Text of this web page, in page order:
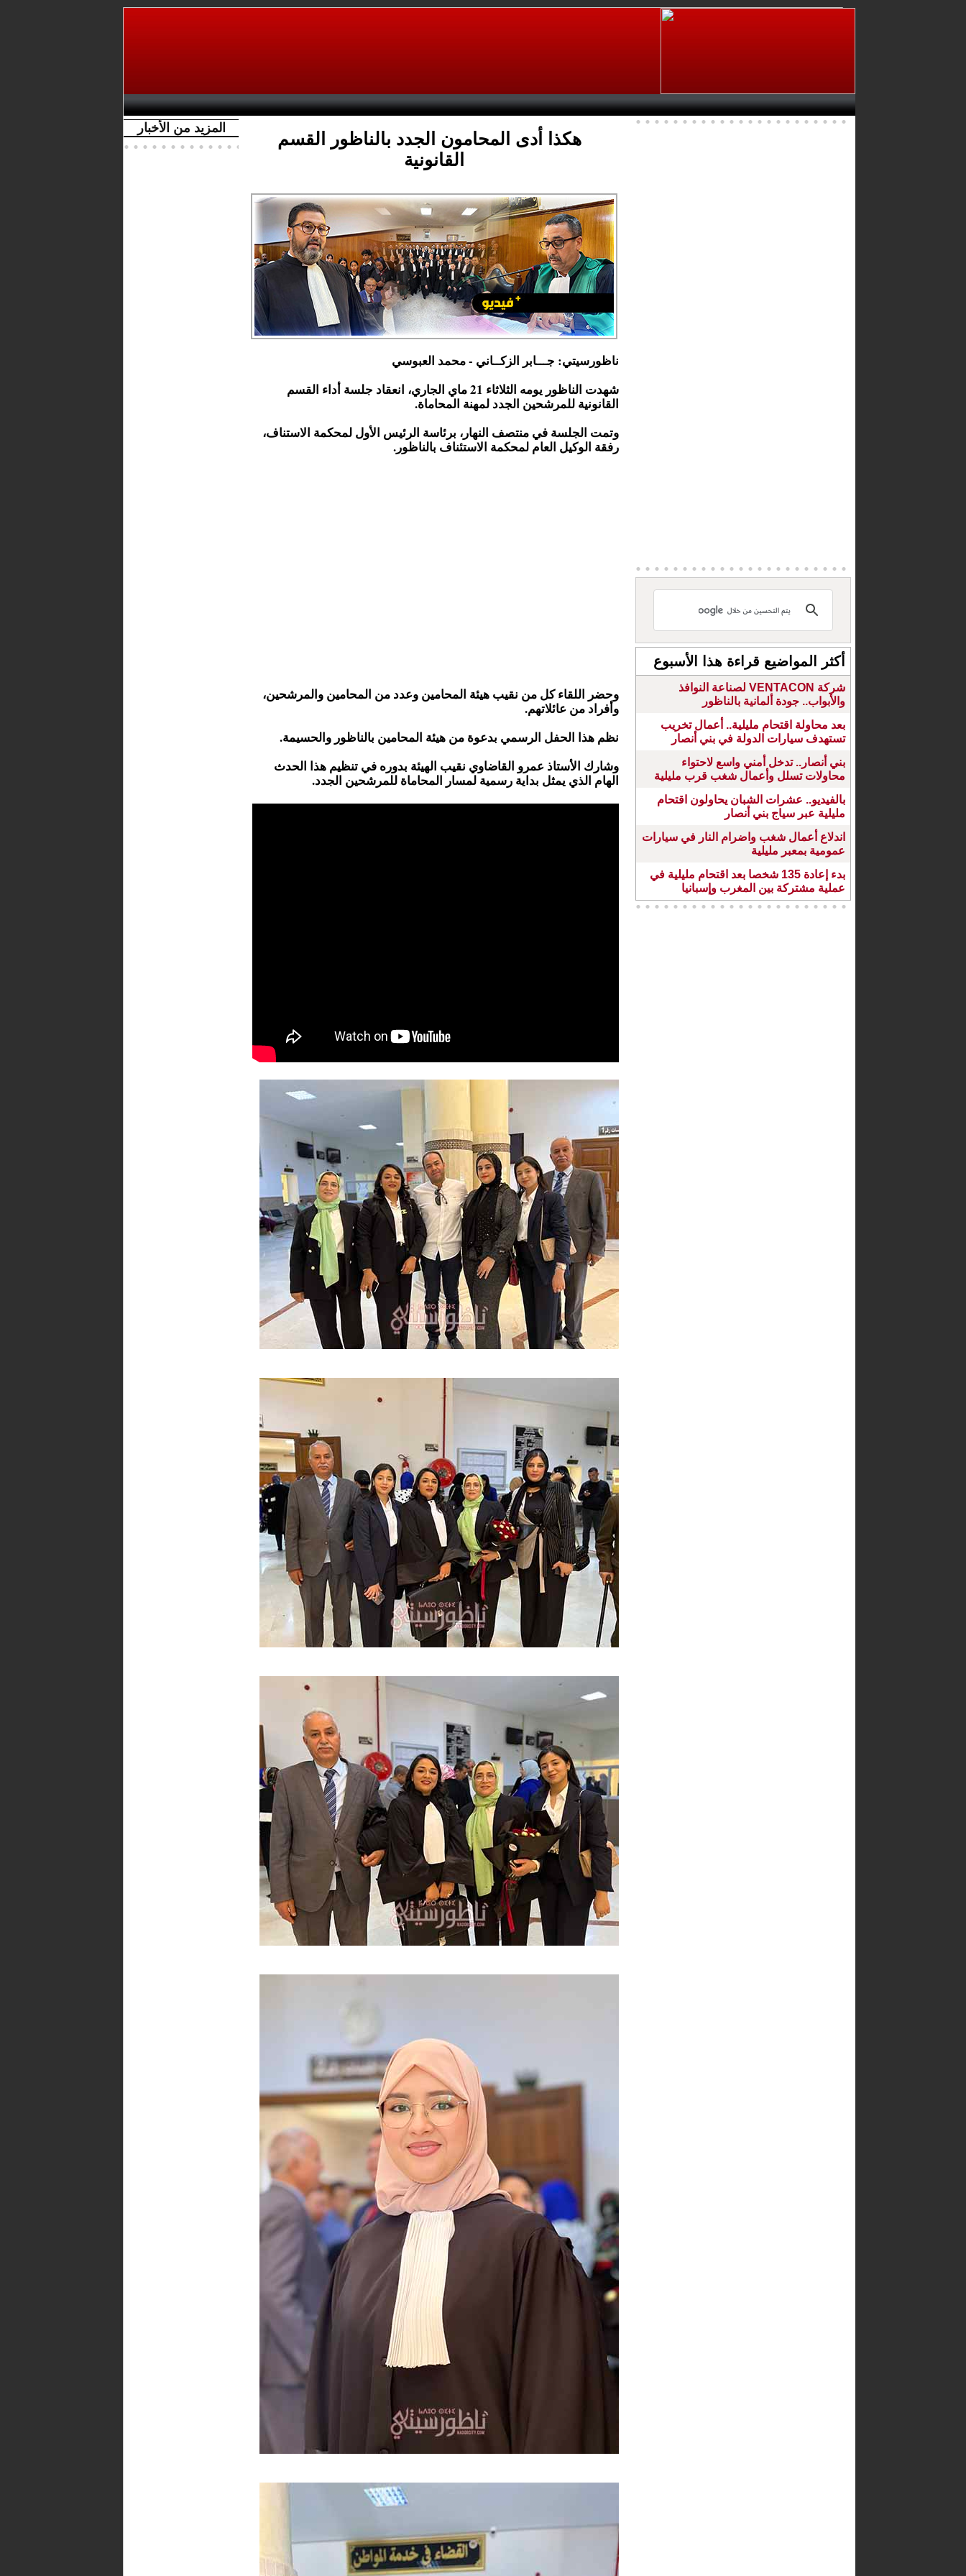
المزيد من الأخبار
هكذا أدى المحامون الجدد بالناظور القسم
القانونية
ناظورسيتي: جـــابر الزكــاني - محمد العبوسي
شهدت الناظور يومه الثلاثاء 21 ماي الجاري، انعقاد جلسة أداء القسم
القانونية للمرشحين الجدد لمهنة المحاماة.
وتمت الجلسة في منتصف النهار، برئاسة الرئيس الأول لمحكمة الاستناف،
رفقة الوكيل العام لمحكمة الاستئناف بالناظور.
وحضر اللقاء كل من نقيب هيئة المحامين وعدد من المحامين والمرشحين،
وأفراد من عائلاتهم.
نظم هذا الحفل الرسمي بدعوة من هيئة المحامين بالناظور والحسيمة.
وشارك الأستاذ عمرو القاضاوي نقيب الهيئة بدوره في تنظيم هذا الحدث
الهام الذي يمثل بداية رسمية لمسار المحاماة للمرشحين الجدد.
أكثر المواضيع قراءة هذا الأسبوع
شركة VENTACON لصناعة النوافذ
والأبواب.. جودة ألمانية بالناظور
بعد محاولة اقتحام مليلية.. أعمال تخريب
تستهدف سيارات الدولة في بني أنصار
بني أنصار.. تدخل أمني واسع لاحتواء
محاولات تسلل وأعمال شغب قرب مليلية
بالفيديو.. عشرات الشبان يحاولون اقتحام
مليلية عبر سياج بني أنصار
اندلاع أعمال شغب واضرام النار في سيارات
عمومية بمعبر مليلية
بدء إعادة 135 شخصا بعد اقتحام مليلية في
عملية مشتركة بين المغرب وإسبانيا